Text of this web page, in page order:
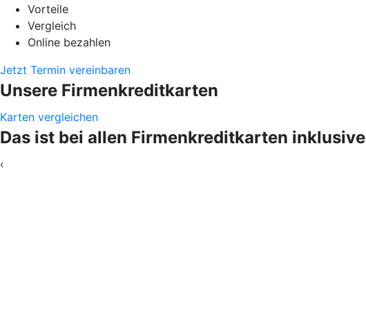
Vorteile
Vergleich
Online bezahlen
Jetzt Termin vereinbaren
Unsere Firmenkreditkarten
Karten vergleichen
Das ist bei allen Firmenkreditkarten inklusive
‹